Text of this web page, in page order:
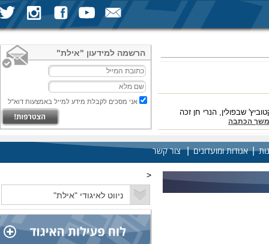
הרשמה למידעון "אילת"
אני מסכים לקבלת מידע למייל באמצעות דוא"ל
שבפולין, הנרי חן זכה
הכתבה
לוי זכה בתואר אלוף
להמשך הכתבה
|אגודות ומועדונים| צור קשר
<